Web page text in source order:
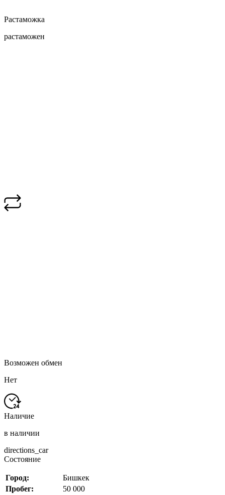
Растаможка
растаможен
Возможен обмен
Нет
Наличие
в наличии
directions_car
Состояние
Город:
Бишкек
Пробег:
50 000